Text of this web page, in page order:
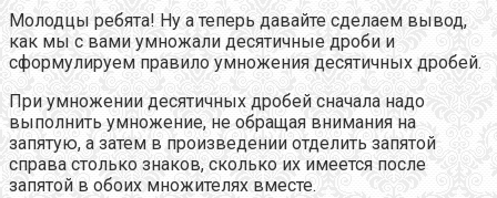
Молодцы ребята! Ну а теперь давайте сделаем вывод,
как мы с вами умножали десятичные дроби и
сформулируем правило умножения десятичных дробей.
При умножении десятичных дробей сначала надо
выполнить умножение, не обращая внимания на
запятую, а затем в произведении отделить запятой
справа столько знаков, сколько их имеется после
запятой в обоих множителях вместе.